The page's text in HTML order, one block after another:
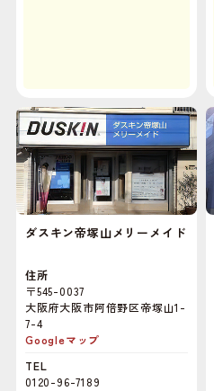
ダスキン帝塚山メリーメイド
住所
〒545-0037
大阪府大阪市阿倍野区帝塚山1-
7-4
Googleマップ
TEL
0120-96-7189